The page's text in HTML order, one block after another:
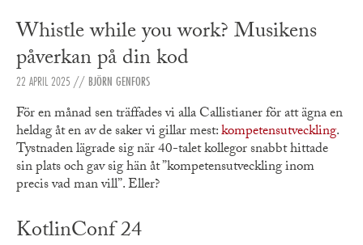
Whistle while you work? Musikens
påverkan på din kod
22 APRIL 2025 // BJÖRN GENFORS
För en månad sen träffades vi alla Callistianer för att ägna en
heldag åt en av de saker vi gillar mest:kompetensutveckling.
Tystnaden lägrade sig när 40-talet kollegor snabbt hittade
sin plats och gav sig hän åt ”kompetensutveckling inom
precis vad man vill”. Eller?
KotlinConf 24